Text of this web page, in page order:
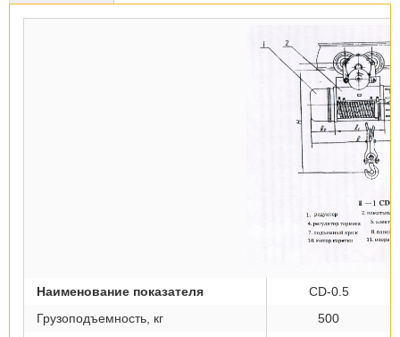
Наименование показателя
CD-0.5
Грузоподъемность, кг
500